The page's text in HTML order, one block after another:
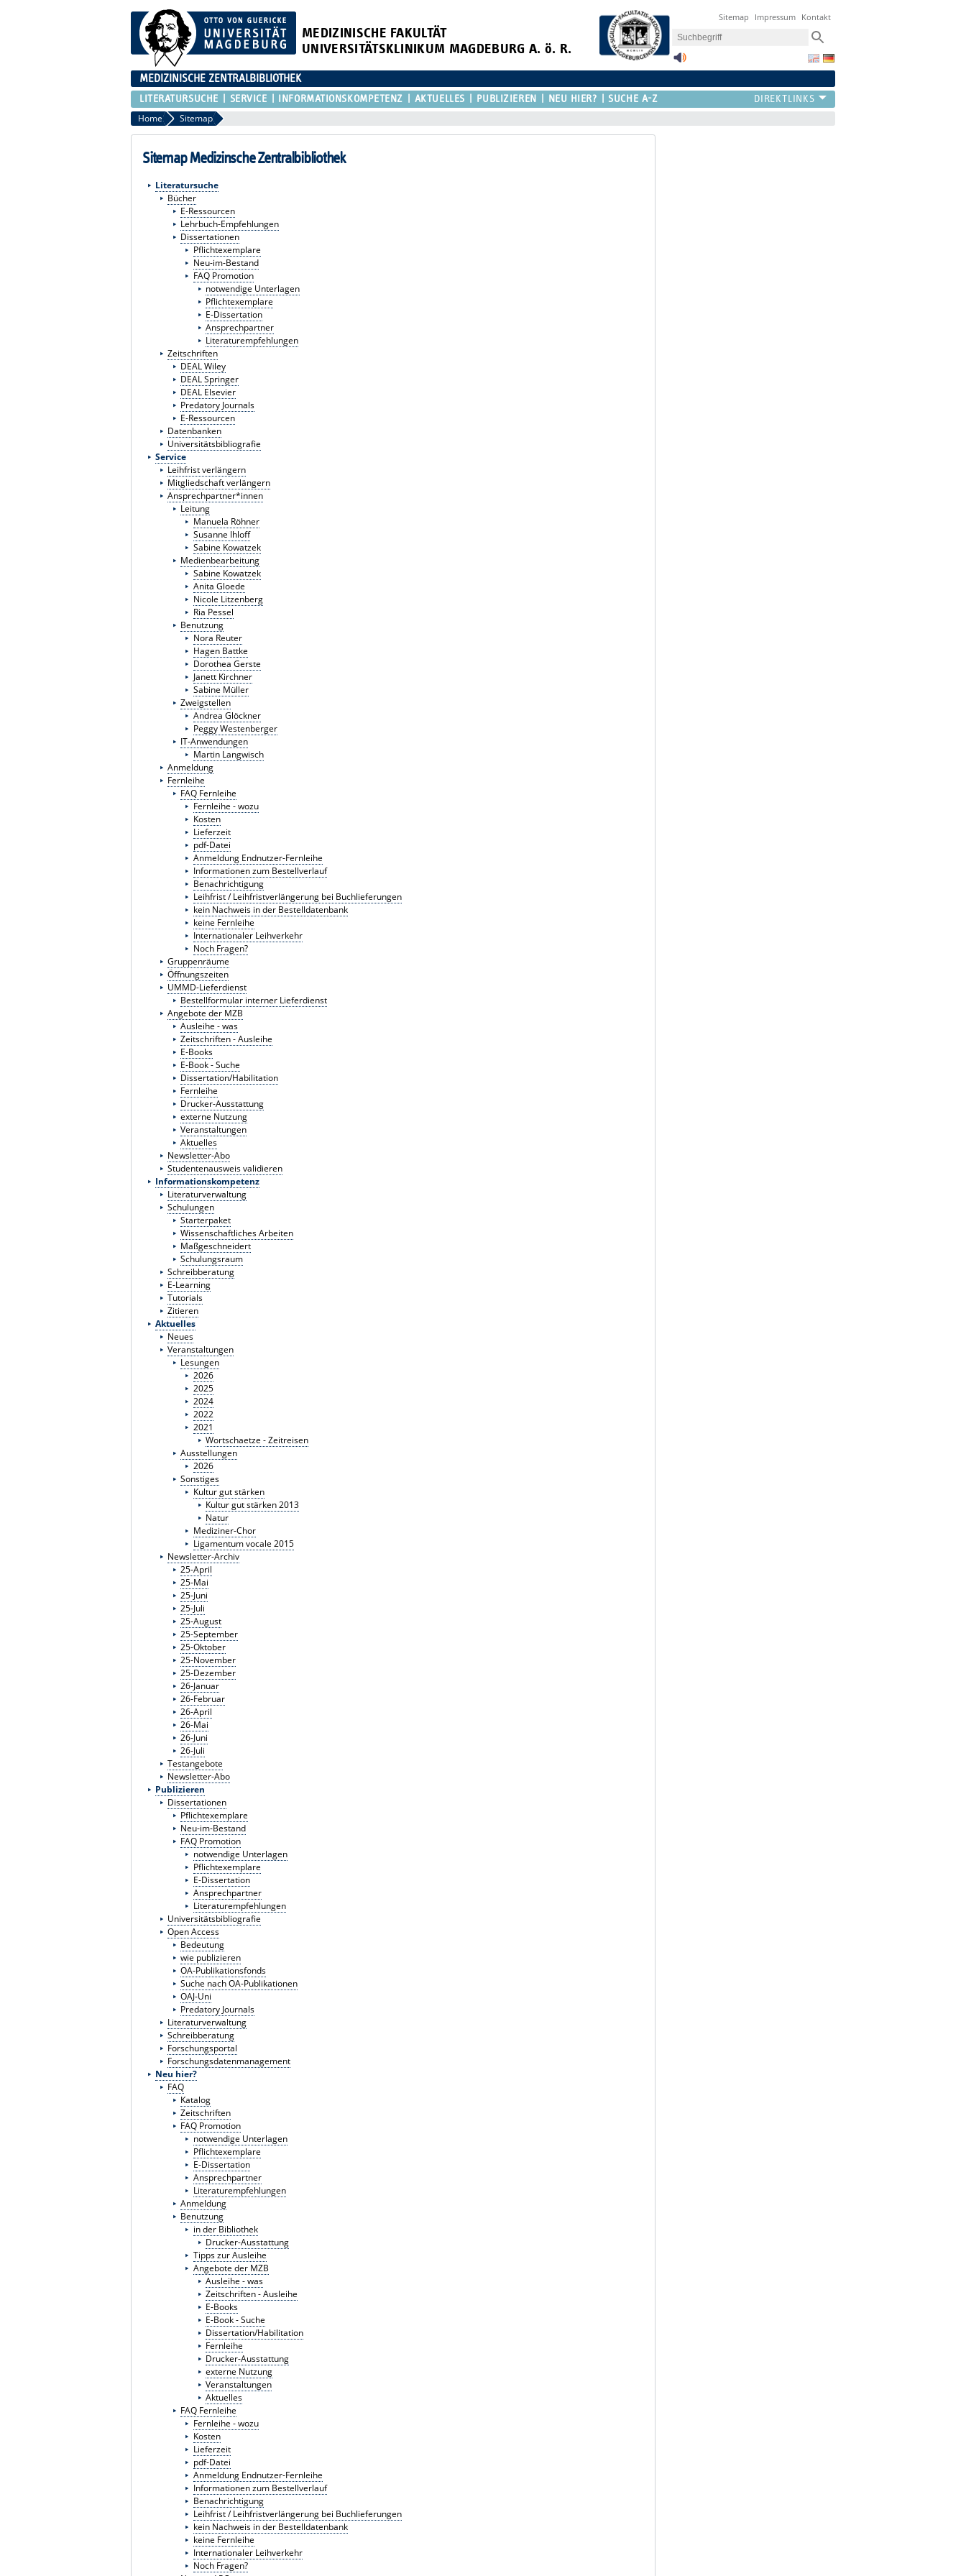
MEDIZINISCHE FAKULTÄT
UNIVERSITÄTSKLINIKUM MAGDEBURG A. ö. R.
Sitemap Impressum Kontakt
MEDIZINISCHE ZENTRALBIBLIOTHEK
LITERATURSUCHE SERVICE INFORMATIONSKOMPETENZ AKTUELLES PUBLIZIEREN NEU HIER? SUCHE A-Z
Home Sitemap
Sitemap Medizinsche Zentralbibliothek
Literatursuche
Bücher
E-Ressourcen
Lehrbuch-Empfehlungen
Dissertationen
Pflichtexemplare
Neu-im-Bestand
FAQ Promotion
notwendige Unterlagen
Pflichtexemplare
E-Dissertation
Ansprechpartner
Literaturempfehlungen
Zeitschriften
DEAL Wiley
DEAL Springer
DEAL Elsevier
Predatory Journals
E-Ressourcen
Datenbanken
Universitätsbibliografie
Service
Leihfrist verlängern
Mitgliedschaft verlängern
Ansprechpartner*innen
Leitung
Manuela Röhner
Susanne Ihloff
Sabine Kowatzek
Medienbearbeitung
Sabine Kowatzek
Anita Gloede
Nicole Litzenberg
Ria Pessel
Benutzung
Nora Reuter
Hagen Battke
Dorothea Gerste
Janett Kirchner
Sabine Müller
Zweigstellen
Andrea Glöckner
Peggy Westenberger
IT-Anwendungen
Martin Langwisch
Anmeldung
Fernleihe
FAQ Fernleihe
Fernleihe - wozu
Kosten
Lieferzeit
pdf-Datei
Anmeldung Endnutzer-Fernleihe
Informationen zum Bestellverlauf
Benachrichtigung
Leihfrist / Leihfristverlängerung bei Buchlieferungen
kein Nachweis in der Bestelldatenbank
keine Fernleihe
Internationaler Leihverkehr
Noch Fragen?
Gruppenräume
Öffnungszeiten
UMMD-Lieferdienst
Bestellformular interner Lieferdienst
Angebote der MZB
Ausleihe - was
Zeitschriften - Ausleihe
E-Books
E-Book - Suche
Dissertation/Habilitation
Fernleihe
Drucker-Ausstattung
externe Nutzung
Veranstaltungen
Aktuelles
Newsletter-Abo
Studentenausweis validieren
Informationskompetenz
Literaturverwaltung
Schulungen
Starterpaket
Wissenschaftliches Arbeiten
Maßgeschneidert
Schulungsraum
Schreibberatung
E-Learning
Tutorials
Zitieren
Aktuelles
Neues
Veranstaltungen
Lesungen
2026
2025
2024
2022
2021
Wortschaetze - Zeitreisen
Ausstellungen
2026
Sonstiges
Kultur gut stärken
Kultur gut stärken 2013
Natur
Mediziner-Chor
Ligamentum vocale 2015
Newsletter-Archiv
25-April
25-Mai
25-Juni
25-Juli
25-August
25-September
25-Oktober
25-November
25-Dezember
26-Januar
26-Februar
26-April
26-Mai
26-Juni
26-Juli
Testangebote
Newsletter-Abo
Publizieren
Dissertationen
Pflichtexemplare
Neu-im-Bestand
FAQ Promotion
notwendige Unterlagen
Pflichtexemplare
E-Dissertation
Ansprechpartner
Literaturempfehlungen
Universitätsbibliografie
Open Access
Bedeutung
wie publizieren
OA-Publikationsfonds
Suche nach OA-Publikationen
OAJ-Uni
Predatory Journals
Literaturverwaltung
Schreibberatung
Forschungsportal
Forschungsdatenmanagement
Neu hier?
FAQ
Katalog
Zeitschriften
FAQ Promotion
notwendige Unterlagen
Pflichtexemplare
E-Dissertation
Ansprechpartner
Literaturempfehlungen
Anmeldung
Benutzung
in der Bibliothek
Drucker-Ausstattung
Tipps zur Ausleihe
Angebote der MZB
Ausleihe - was
Zeitschriften - Ausleihe
E-Books
E-Book - Suche
Dissertation/Habilitation
Fernleihe
Drucker-Ausstattung
externe Nutzung
Veranstaltungen
Aktuelles
FAQ Fernleihe
Fernleihe - wozu
Kosten
Lieferzeit
pdf-Datei
Anmeldung Endnutzer-Fernleihe
Informationen zum Bestellverlauf
Benachrichtigung
Leihfrist / Leihfristverlängerung bei Buchlieferungen
kein Nachweis in der Bestelldatenbank
keine Fernleihe
Internationaler Leihverkehr
Noch Fragen?